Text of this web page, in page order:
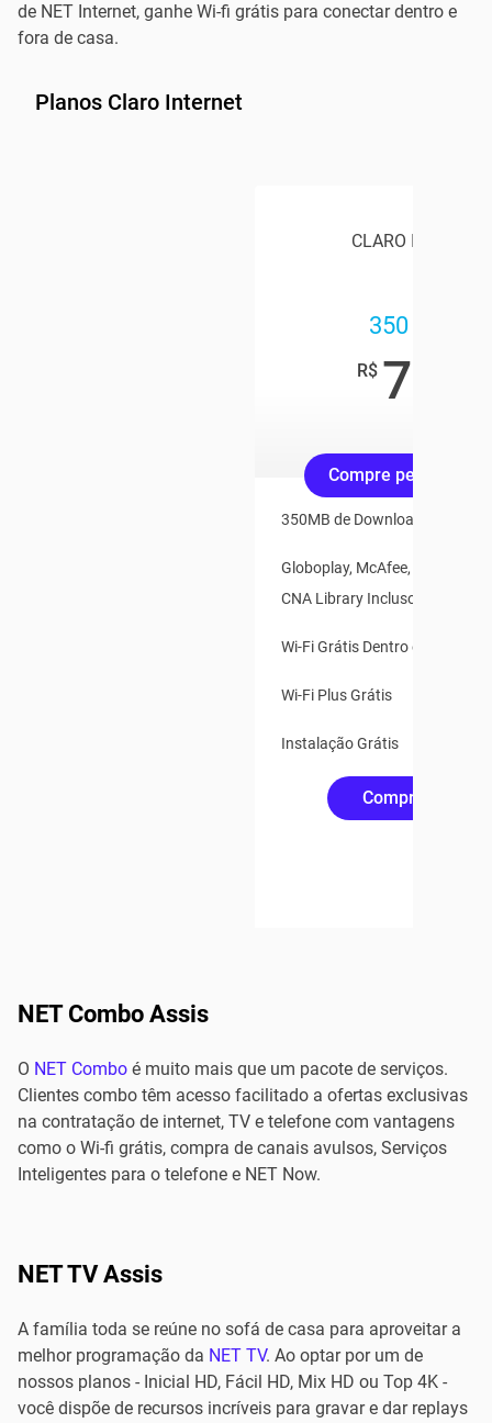
de NET Internet, ganhe Wi-fi grátis para conectar dentro e
fora de casa.
Planos Claro Internet
CLARO INTERNET
350 Mega
R$ 79
Compre pelo
350MB de Download e 35MB
Globoplay, McAfee, Claro
CNA Library Inclusos
Wi-Fi Grátis Dentro e Fora de
Wi-Fi Plus Grátis
Instalação Grátis
Compre Online
NET Combo Assis
O NET Combo é muito mais que um pacote de serviços.
Clientes combo têm acesso facilitado a ofertas exclusivas
na contratação de internet, TV e telefone com vantagens
como o Wi-fi grátis, compra de canais avulsos, Serviços
Inteligentes para o telefone e NET Now.
NET TV Assis
A família toda se reúne no sofá de casa para aproveitar a
melhor programação da NET TV. Ao optar por um de
nossos planos - Inicial HD, Fácil HD, Mix HD ou Top 4K -
você dispõe de recursos incríveis para gravar e dar replays